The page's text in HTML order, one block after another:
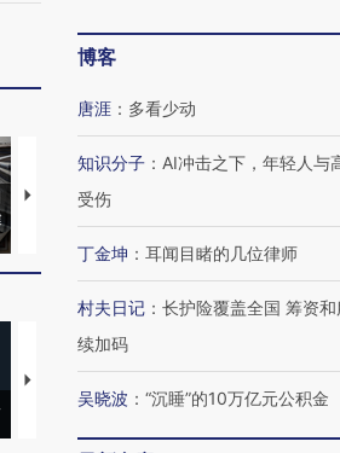
视线｜HYROX的吸金
【推广】走进第四届链博
会，让数智科技“链”接产
【特别呈现】寻找
博客
唐涯 ： 多看少动
知识分子 ： AI冲击之下，年轻人与
受伤
丁金坤 ： 耳闻目睹的几位律师
村夫日记 ： 长护险覆盖全国 筹资
续加码
吴晓波 ： “沉睡”的10万亿元公积金